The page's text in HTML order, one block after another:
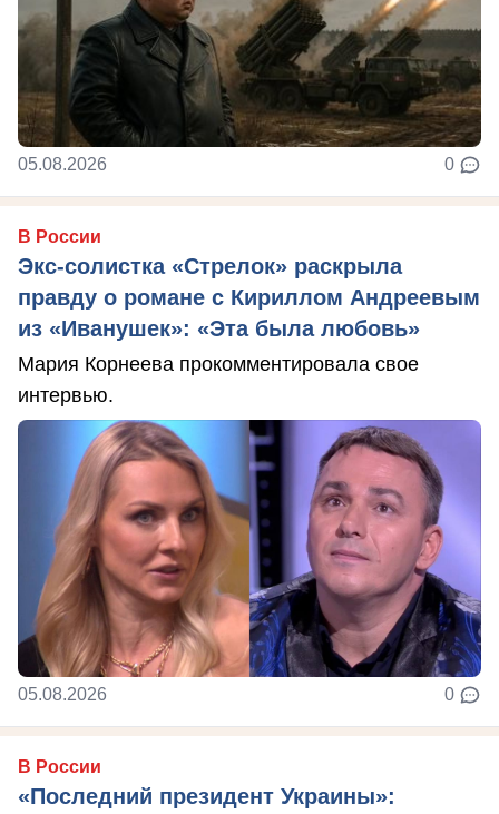
05.08.2026 0
В России
Экс-солистка «Стрелок» раскрыла
правду о романе с Кириллом Андреевым
из «Иванушек»: «Эта была любовь»
Мария Корнеева прокомментировала свое
интервью.
05.08.2026 0
В России
«Последний президент Украины»: